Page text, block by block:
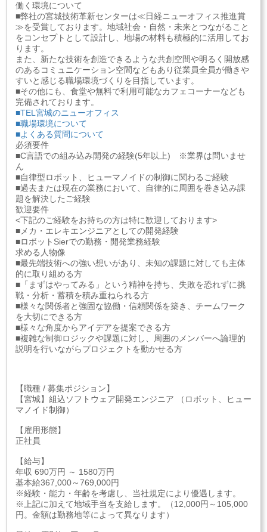
働く環境について
■弊社の宮城技術革新センターは≪日経ニューオフィス推進賞
≫を受賞しております。地域社会・自然・未来とつながること
をコンセプトとして設計し、地場の材料も積極的に活用してお
ります。
また、新たな技術を創造できるような共創空間や明るく開放感
のあるコミュニケーション空間などもあり従業員全員が働きや
すいと感じる職場環境づくりを目指しています。
■その他にも、食堂や無料で利用可能なカフェコーナーなども
完備されております。
■TEL宮城のニューオフィス
■職場環境について
■よくある質問について
必須要件
■C言語での組み込み開発の経験(5年以上) ※業界は問いませ
ん
■自律型ロボット、ヒューマノイドの制御に関わるご経験
■過去または現在の業務において、自律的に周囲を巻き込み課
題を解決したご経験
歓迎要件
<下記のご経験をお持ちの方は特に歓迎しております>
■メカ・エレキエンジニアとしての開発経験
■ロボットSierでの勤務・開発業務経験
求める人物像
■最先端技術への強い想いがあり、未知の課題に対しても主体
的に取り組める方
■「まずはやってみる」という精神を持ち、失敗を恐れずに挑
戦・分析・蓄積を積み重ねられる方
■様々な関係者と強固な協働・信頼関係を築き、チームワーク
を大切にできる方
■様々な角度からアイデアを提案できる方
■複雑な制御ロジックや課題に対し、周囲のメンバーへ論理的
説明を行いながらプロジェクトを動かせる方
【職種 / 募集ポジション】
【宮城】組込ソフトウェア開発エンジニア （ロボット、ヒュー
マノイド制御）
【雇用形態】
正社員
【給与】
年収 690万円 ～ 1580万円
基本給367,000～769,000円
※経験・能力・年齢を考慮し、当社規定により優遇します。
※上記に加えて地域手当を支給します。（12,000円～105,000
円。金額は勤務地等によって異なります）